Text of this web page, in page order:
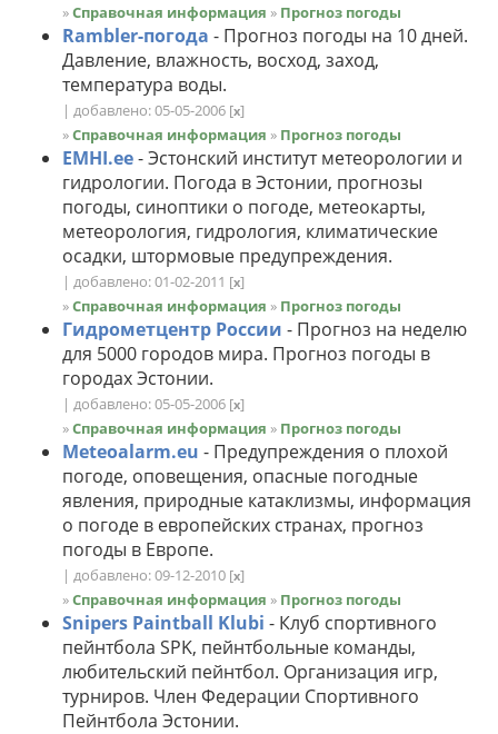
»Справочная информация » Прогноз погоды
Rambler-погода - Прогноз погоды на 10 дней.
Давление, влажность, восход, заход,
температура воды.
| добавлено: 05-05-2006 [x]
»Справочная информация » Прогноз погоды
EMHI.ee- Эстонский институт метеорологии и
гидрологии. Погода в Эстонии, прогнозы
погоды, синоптики о погоде, метеокарты,
метеорология, гидрология, климатические
осадки, штормовые предупреждения.
| добавлено: 01-02-2011 [x]
»Справочная информация » Прогноз погоды
Гидрометцентр России - Прогноз на неделю
для 5000 городов мира. Прогноз погоды в
городах Эстонии.
| добавлено: 05-05-2006 [x]
»Справочная информация » Прогноз погоды
Meteoalarm.eu - Предупреждения о плохой
погоде, оповещения, опасные погодные
явления, природные катаклизмы, информация
о погоде в европейских странах, прогноз
погоды в Европе.
| добавлено: 09-12-2010 [x]
»Справочная информация » Прогноз погоды
Snipers Paintball Klubi - Клуб спортивного
пейнтбола SPK, пейнтбольные команды,
любительский пейнтбол. Организация игр,
турниров. Член Федерации Спортивного
Пейнтбола Эстонии.